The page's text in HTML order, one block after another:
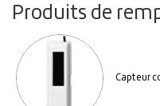
Produits de
Capteur